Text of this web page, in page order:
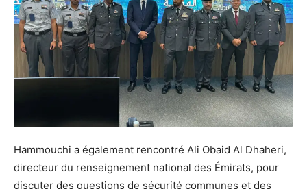
Hammouchi a également rencontré Ali Obaid Al Dhaheri,
directeur du renseignement national des Émirats, pour
discuter des questions de sécurité communes et des